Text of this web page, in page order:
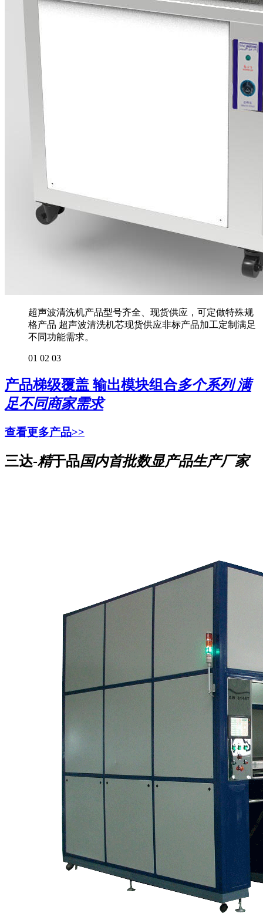
超声波清洗机产品型号齐全、现货供应，可定做特殊规
格产品 超声波清洗机芯现货供应非标产品加工定制满足
不同功能需求。
01 02 03
产品梯级覆盖 输出模块组合多个系列 满
足不同商家需求
查看更多产品>>
三达-精于品国内首批数显产品生产厂家